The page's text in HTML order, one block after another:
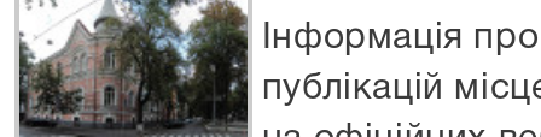
Інформація
публікацій